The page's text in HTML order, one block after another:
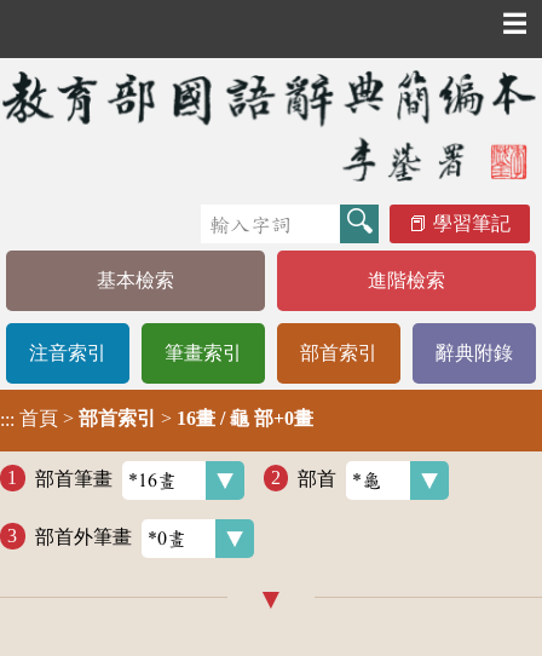
☰
學習筆記
基本檢索 進階檢索
注音索引 筆畫索引 部首索引 辭典附錄
::: 首頁 > 部首索引 > 16畫 / 龜 部+0畫
部首筆畫 部首
部首外筆畫